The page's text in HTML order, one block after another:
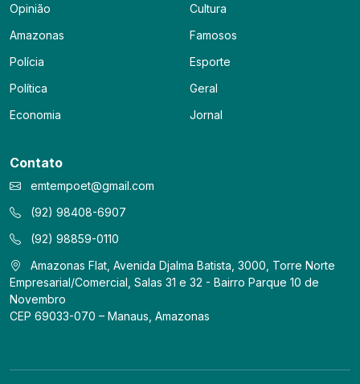
Opinião
Amazonas
Polícia
Política
Economia
Cultura
Famosos
Esporte
Geral
Jornal
Contato
emtempoet@gmail.com
(92) 98408-6907
(92) 98859-0110
Amazonas Flat, Avenida Djalma Batista, 3000, Torre Norte
Empresarial/Comercial, Salas 31 e 32 - Bairro Parque 10 de
Novembro
CEP 69033-070 – Manaus, Amazonas